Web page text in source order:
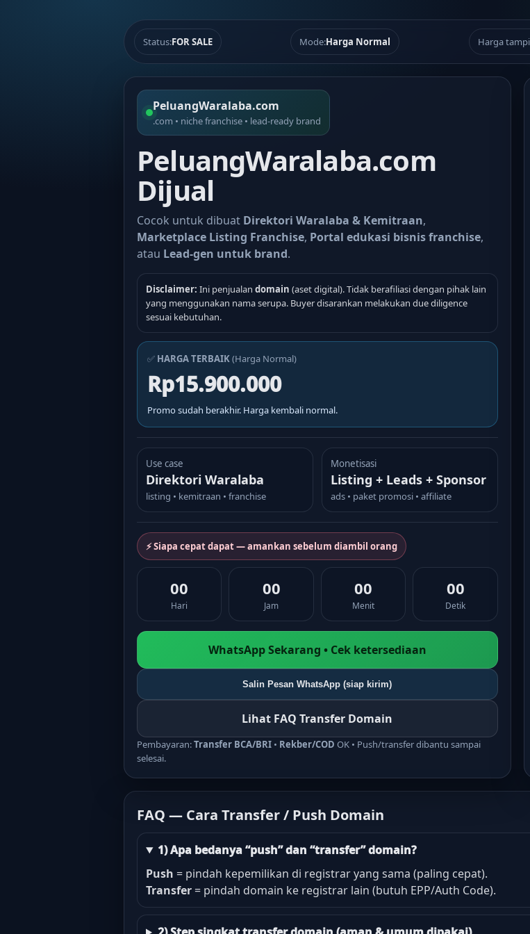
Status:FOR SALE Mode:Harga Normal Harga
PeluangWaralaba.com
.com • niche franchise • lead-ready brand
PeluangWaralaba.com
Dijual
Cocok untuk dibuat Direktori Waralaba & Kemitraan,
Marketplace Listing Franchise, Portal edukasi bisnis franchise,
atau Lead-gen untuk brand.
Disclaimer: Ini penjualan domain (aset digital). Tidak berafiliasi dengan pihak lain
yang menggunakan nama serupa. Buyer disarankan melakukan due diligence
sesuai kebutuhan.
✅ HARGA TERBAIK(Harga Normal)
Rp15.900.000
Promo sudah berakhir. Harga kembali normal.
Use case
Direktori Waralaba
listing • kemitraan • franchise
Monetisasi
Listing + Leads + Sponsor
ads • paket promosi • affiliate
⚡ Siapa cepat dapat — amankan sebelum diambil orang
00
Hari
00
Jam
00
Menit
00
Detik
WhatsApp Sekarang • Cek ketersediaan
Salin Pesan WhatsApp (siap kirim)
Lihat FAQ Transfer Domain
Pembayaran:Transfer BCA/BRI • Rekber/COD OK • Push/transfer dibantu sampai
selesai.
FAQ — Cara Transfer / Push Domain
1) Apa bedanya “push” dan “transfer” domain?
Push = pindah kepemilikan di registrar yang sama (paling cepat).
Transfer = pindah domain ke registrar lain (butuh EPP/Auth Code).